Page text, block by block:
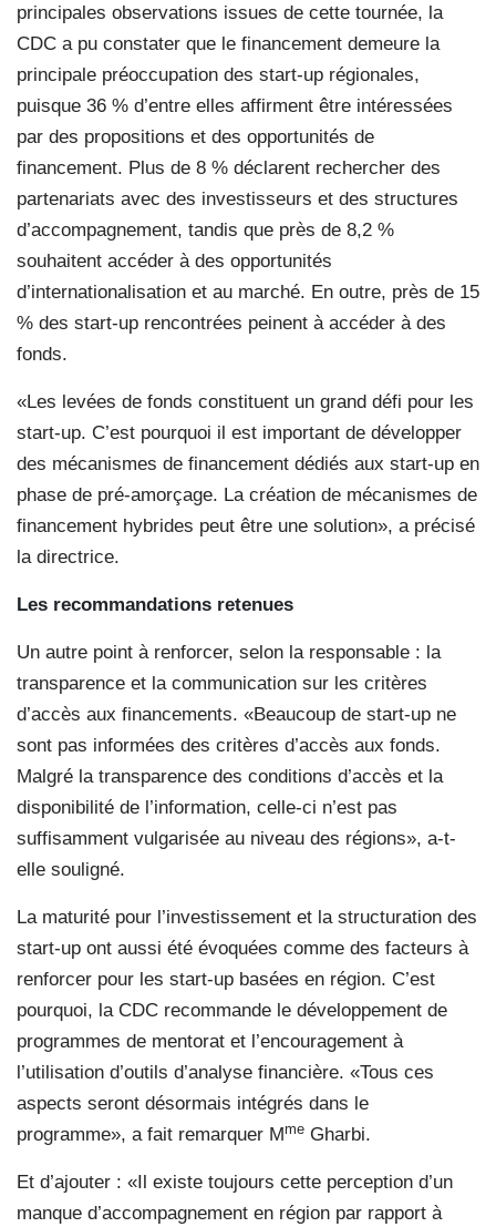
principales observations issues de cette tournée, la
CDC a pu constater que le financement demeure la
principale préoccupation des start-up régionales,
puisque 36 % d’entre elles affirment être intéressées
par des propositions et des opportunités de
financement. Plus de 8 % déclarent rechercher des
partenariats avec des investisseurs et des structures
d’accompagnement, tandis que près de 8,2 %
souhaitent accéder à des opportunités
d’internationalisation et au marché. En outre, près de 15
% des start-up rencontrées peinent à accéder à des
fonds.
«Les levées de fonds constituent un grand défi pour les
start-up. C’est pourquoi il est important de développer
des mécanismes de financement dédiés aux start-up en
phase de pré-amorçage. La création de mécanismes de
financement hybrides peut être une solution», a précisé
la directrice.
Les recommandations retenues
Un autre point à renforcer, selon la responsable : la
transparence et la communication sur les critères
d’accès aux financements. «Beaucoup de start-up ne
sont pas informées des critères d’accès aux fonds.
Malgré la transparence des conditions d’accès et la
disponibilité de l’information, celle-ci n’est pas
suffisamment vulgarisée au niveau des régions», a-t-
elle souligné.
La maturité pour l’investissement et la structuration des
start-up ont aussi été évoquées comme des facteurs à
renforcer pour les start-up basées en région. C’est
pourquoi, la CDC recommande le développement de
programmes de mentorat et l’encouragement à
l’utilisation d’outils d’analyse financière. «Tous ces
aspects seront désormais intégrés dans le
programme», a fait remarquer Mme Gharbi.
Et d’ajouter : «Il existe toujours cette perception d’un
manque d’accompagnement en région par rapport à